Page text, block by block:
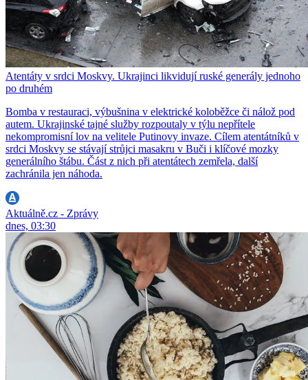
Atentáty v srdci Moskvy. Ukrajinci likvidují ruské generály jednoho
po druhém
Bomba v restauraci, výbušnina v elektrické koloběžce či nálož pod
autem. Ukrajinské tajné služby rozpoutaly v týlu nepřítele
nekompromisní lov na velitele Putinovy invaze. Cílem atentátníků v
srdci Moskvy se stávají strůjci masakru v Buči i klíčové mozky
generálního štábu. Část z nich při atentátech zemřela, další
zachránila jen náhoda.
Aktuálně.cz - Zprávy
dnes, 03:30